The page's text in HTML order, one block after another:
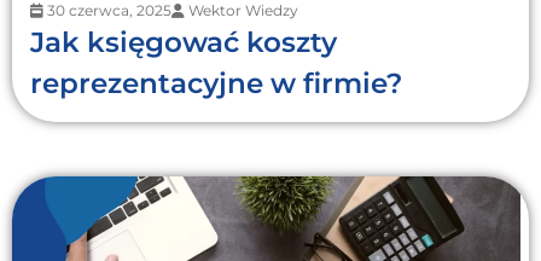
30 czerwca, 2025 Wektor Wiedzy
Jak księgować koszty
reprezentacyjne w firmie?